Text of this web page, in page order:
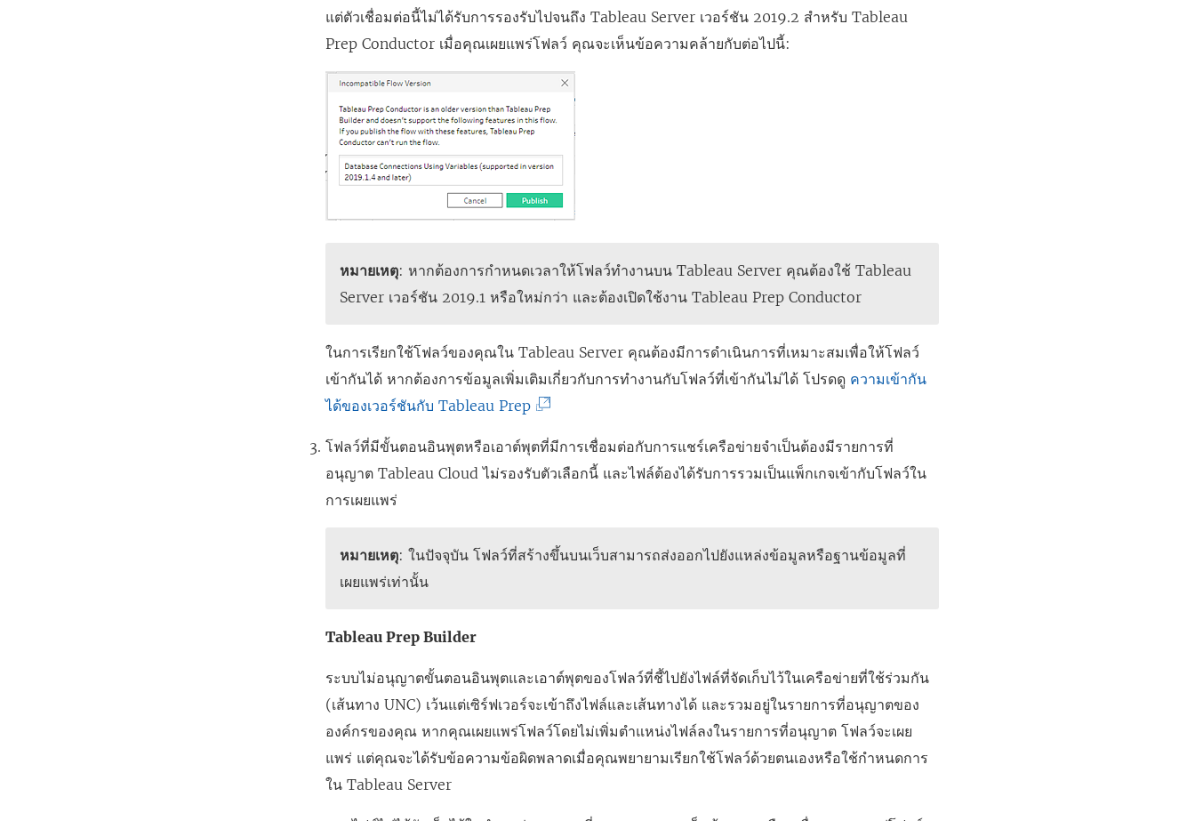
แต่ตัวเชื่อมต่อนี้ไม่ได้รับการรองรับไปจนถึง Tableau Server เวอร์ชัน 2019.2 สำหรับ Tableau
Prep Conductor เมื่อคุณเผยแพร่โฟลว์ คุณจะเห็นข้อความคล้ายกับต่อไปนี้:
หมายเหตุ: หากต้องการกำหนดเวลาให้โฟลว์ทำงานบน Tableau Server คุณต้องใช้ Tableau
Server เวอร์ชัน 2019.1 หรือใหม่กว่า และต้องเปิดใช้งาน Tableau Prep Conductor
ในการเรียกใช้โฟลว์ของคุณใน Tableau Server คุณต้องมีการดำเนินการที่เหมาะสมเพื่อให้โฟลว์
เข้ากันได้ หากต้องการข้อมูลเพิ่มเติมเกี่ยวกับการทำงานกับโฟลว์ที่เข้ากันไม่ได้ โปรดดู ความเข้ากัน
ได้ของเวอร์ชันกับ Tableau Prep(
ง
ก์
เ
น
ห
น้
า
โฟลว์ที่มีขั้นตอนอินพุตหรือเอาต์พุตที่มีการเชื่อมต่อกับการแชร์เครือข่ายจำเป็นต้องมีรายการที่
อนุญาตTableau Cloud ไม่รองรับตัวเลือกนี้ และไฟล์ต้องได้รับการรวมเป็นแพ็กเกจเข้ากับโฟลว์ใน
การเผยแพร่
หมายเหตุ: ในปัจจุบัน โฟลว์ที่สร้างขึ้นบนเว็บสามารถส่งออกไปยังแหล่งข้อมูลหรือฐานข้อมูลที่
เผยแพร่เท่านั้น
Tableau Prep Builder
ระบบไม่อนุญาตขั้นตอนอินพุตและเอาต์พุตของโฟลว์ที่ชี้ไปยังไฟล์ที่จัดเก็บไว้ในเครือข่ายที่ใช้ร่วมกัน
(เส้นทาง UNC) เว้นแต่เซิร์ฟเวอร์จะเข้าถึงไฟล์และเส้นทางได้ และรวมอยู่ในรายการที่อนุญาตของ
องค์กรของคุณ หากคุณเผยแพร่โฟลว์โดยไม่เพิ่มตำแหน่งไฟล์ลงในรายการที่อนุญาต โฟลว์จะเผย
แพร่ แต่คุณจะได้รับข้อความข้อผิดพลาดเมื่อคุณพยายามเรียกใช้โฟลว์ด้วยตนเองหรือใช้กำหนดการ
ใน Tableau Server